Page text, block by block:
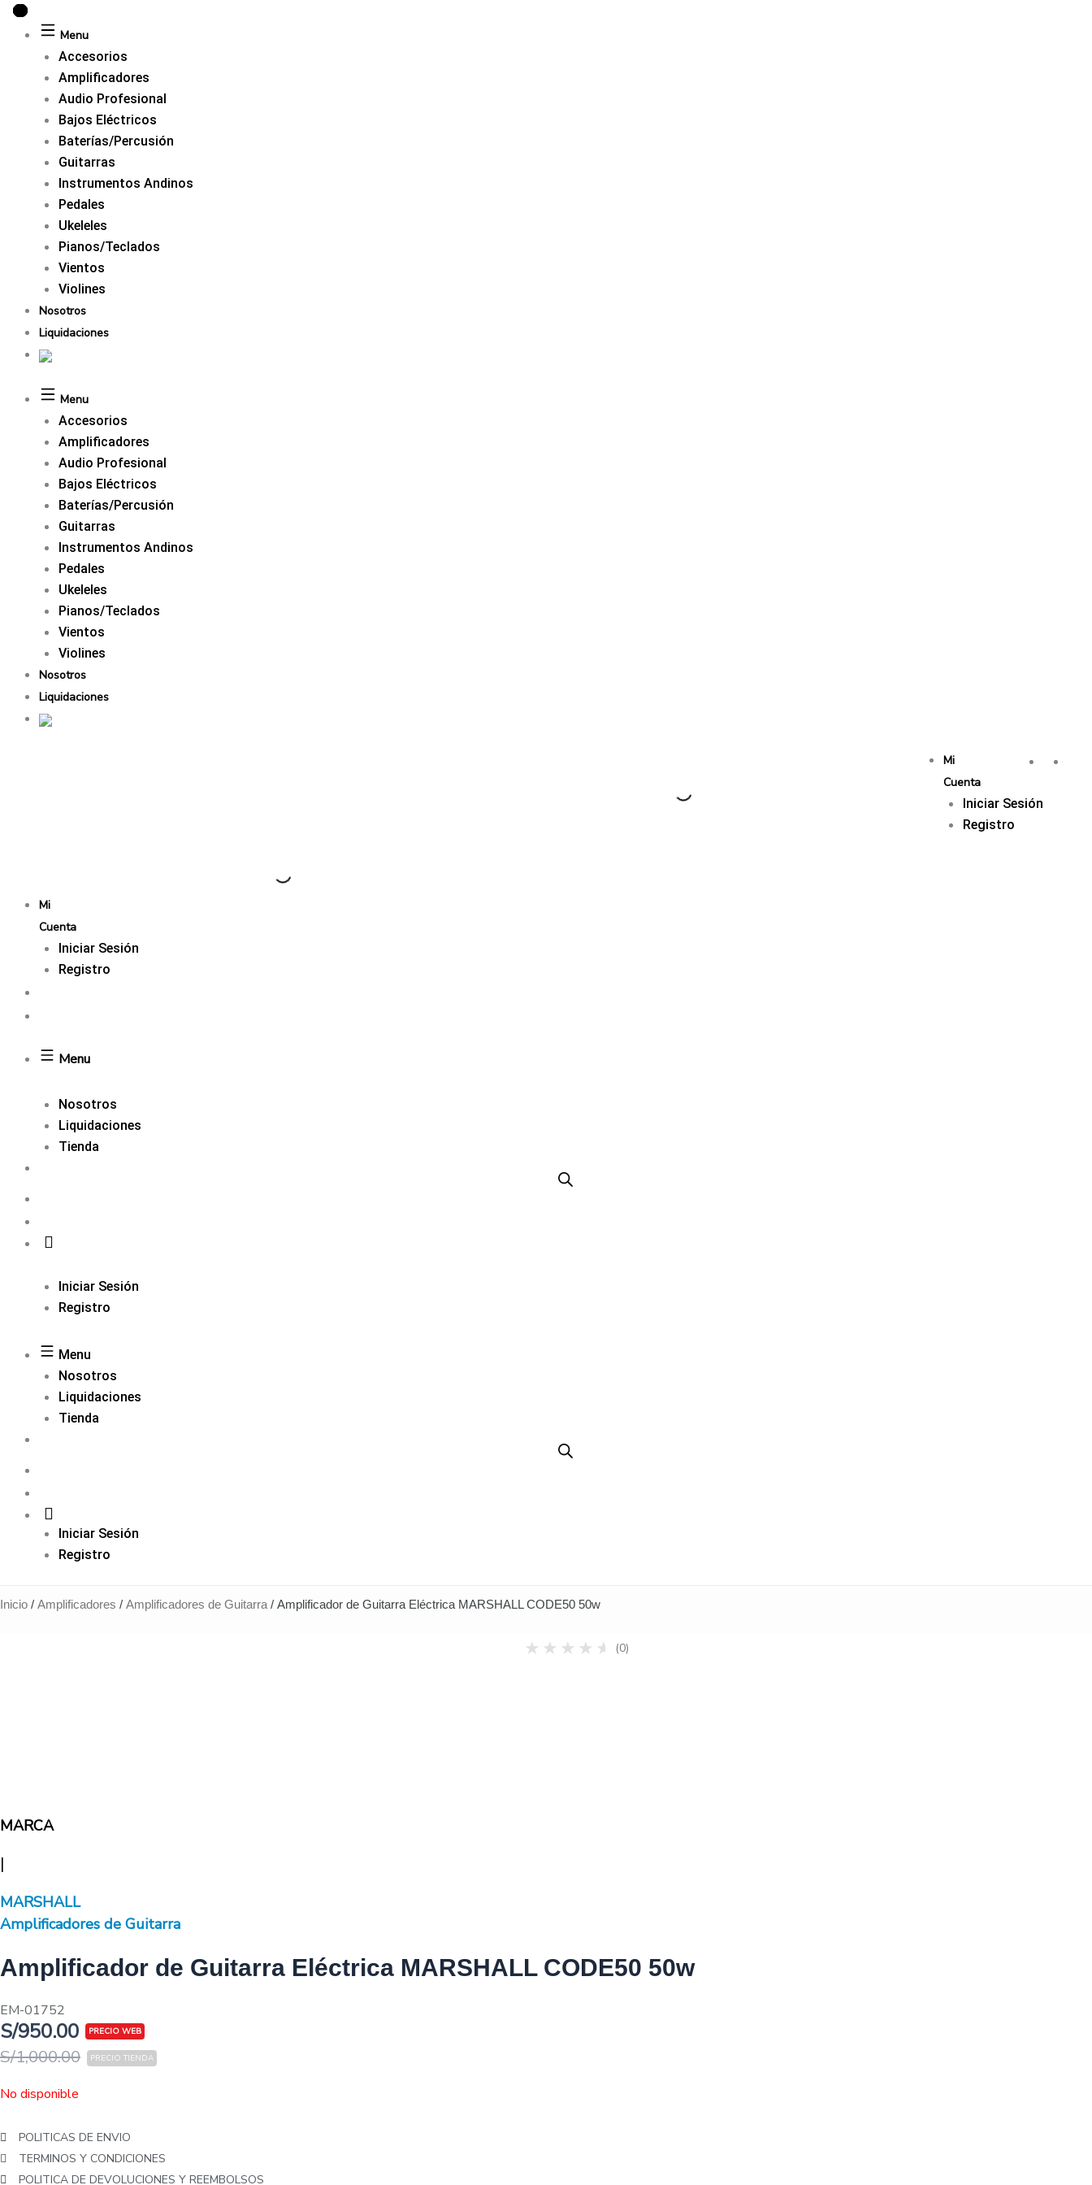
contenido
Menu
Accesorios
Amplificadores
Audio Profesional
Bajos Eléctricos
Baterías/Percusión
Guitarras
Instrumentos Andinos
Pedales
Ukeleles
Pianos/Teclados
Vientos
Violines
Nosotros
Liquidaciones
Menu
Accesorios
Amplificadores
Audio Profesional
Bajos Eléctricos
Baterías/Percusión
Guitarras
Instrumentos Andinos
Pedales
Ukeleles
Pianos/Teclados
Vientos
Violines
Nosotros
Liquidaciones
Mi
Cuenta
Iniciar Sesión
Registro
Mi
Cuenta
Iniciar Sesión
Registro
Menu
Nosotros
Liquidaciones
Tienda
Iniciar Sesión
Registro
Menu
Nosotros
Liquidaciones
Tienda
Iniciar Sesión
Registro
Inicio / Amplificadores / Amplificadores de Guitarra / Amplificador de Guitarra Eléctrica MARSHALL CODE50 50w
(0)
MARCA
|
MARSHALL
Amplificadores de Guitarra
Amplificador de Guitarra Eléctrica MARSHALL CODE50 50w
EM-01752
S/1,000.00
S/950.00
No disponible
POLITICAS DE ENVIO
TERMINOS Y CONDICIONES
POLITICA DE DEVOLUCIONES Y REEMBOLSOS